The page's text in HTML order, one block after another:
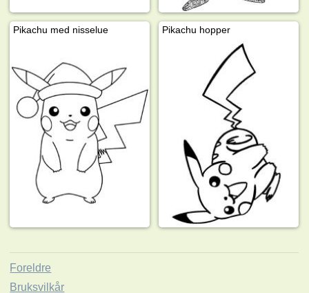
Pikachu med nisselue Pikachu hopper
Foreldre
Bruksvilkår